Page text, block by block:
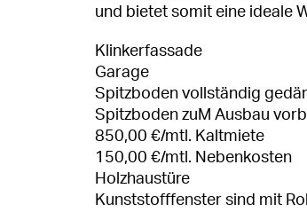
und bietet somit eine ideale
Klinkerfassade
Garage
Spitzboden vollständig
Spitzboden zuM Ausbau
850,00 €/mtl. Kaltmiete
150,00 €/mtl. Nebenkosten
Holzhaustüre
Kunststofffenster sind mit